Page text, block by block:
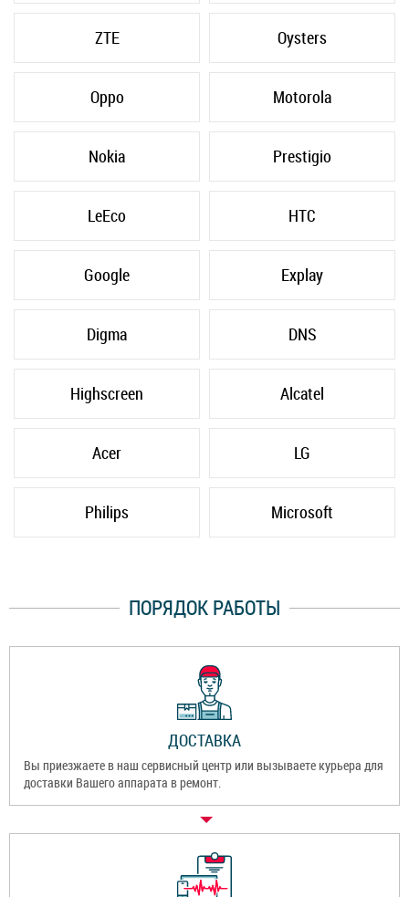
ZTE Oysters
Oppo Motorola
Nokia Prestigio
LeEco HTC
Google Explay
Digma DNS
Highscreen Alcatel
Acer LG
Philips Microsoft
ПОРЯДОК РАБОТЫ
ДОСТАВКА
Вы приезжаете в наш сервисный центр или вызываете курьера для
доставки Вашего аппарата в ремонт.